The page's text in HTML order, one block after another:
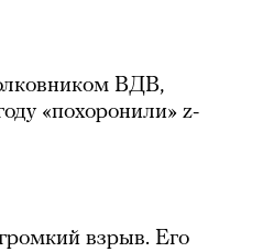
ВДВ,
«похоронили» z-
взрыв. Его